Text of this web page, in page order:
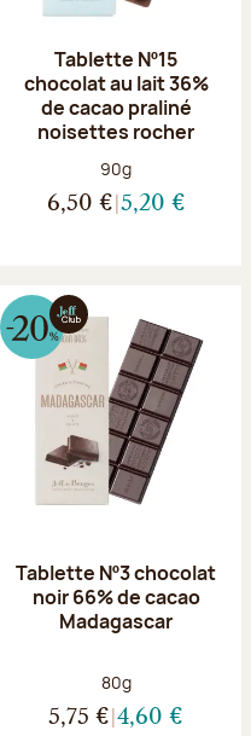
Tablette Nº15
chocolat au lait 36%
de cacao praliné
noisettes rocher
Poids net :
90g
6,50 € 5,20 €
Tablette Nº3 chocolat
noir 66% de cacao
Madagascar
Poids net :
80g
5,75 € 4,60 €